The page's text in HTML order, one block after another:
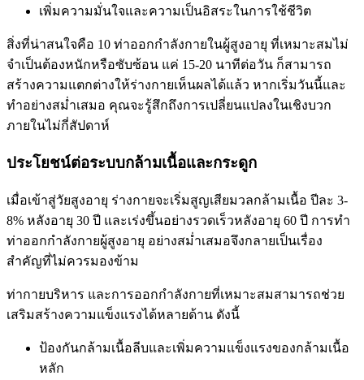
เพิ่มความมั่นใจและความเป็นอิสระในการใช้ชีวิต
สิ่งที่น่าสนใจคือ 10 ท่าออกกำลังกายในผู้สูงอายุ ที่เหมาะสมไม่
จำเป็นต้องหนักหรือซับซ้อน แค่ 15-20 นาทีต่อวัน ก็สามารถ
สร้างความแตกต่างให้ร่างกายเห็นผลได้แล้ว หากเริ่มวันนี้และ
ทำอย่างสม่ำเสมอ คุณจะรู้สึกถึงการเปลี่ยนแปลงในเชิงบวก
ภายในไม่กี่สัปดาห์
ประโยชน์ต่อระบบกล้ามเนื้อและกระดูก
เมื่อเข้าสู่วัยสูงอายุ ร่างกายจะเริ่มสูญเสียมวลกล้ามเนื้อ ปีละ 3-
8% หลังอายุ 30 ปี และเร่งขึ้นอย่างรวดเร็วหลังอายุ 60 ปี การทำ
ท่าออกกำลังกายผู้สูงอายุ อย่างสม่ำเสมอจึงกลายเป็นเรื่อง
สำคัญที่ไม่ควรมองข้าม
ท่ากายบริหาร และการออกกำลังกายที่เหมาะสมสามารถช่วย
เสริมสร้างความแข็งแรงได้หลายด้าน ดังนี้
ป้องกันกล้ามเนื้อลีบและเพิ่มความแข็งแรงของกล้ามเนื้อ
หลัก